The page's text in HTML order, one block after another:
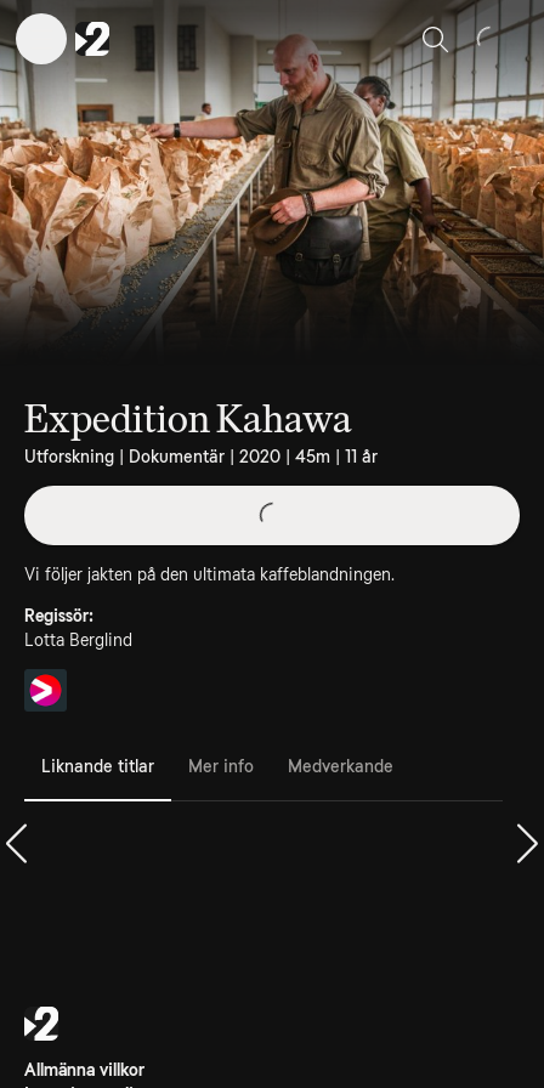
Sök
Expedition Kahawa
Utforskning | Dokumentär | 2020 | 45m | 11 år
Vi följer jakten på den ultimata kaffeblandningen.
Regissör:
Lotta Berglind
Liknande titlar Mer info Medverkande
Allmänna villkor